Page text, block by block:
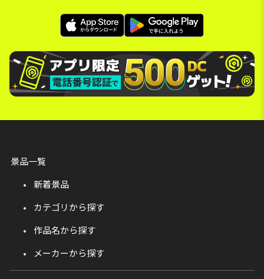
景品一覧
新着景品
カテゴリから探す
作品名から探す
メーカーから探す